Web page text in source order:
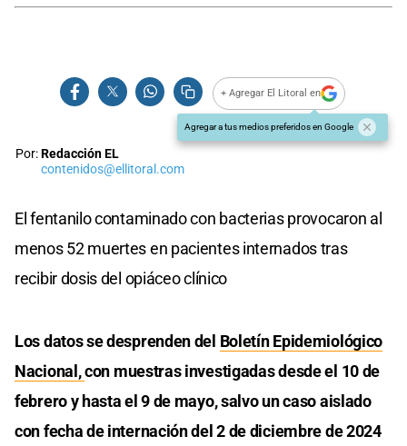
+ Agregar El Litoral en
Agregar a tus medios preferidos en Google
Por:Redacción EL
contenidos@ellitoral.com
El fentanilo contaminado con bacterias provocaron al
menos 52 muertes en pacientes internados tras
recibir dosis del opiáceo clínico
Los datos se desprenden del Boletín Epidemiológico
Nacional,con muestras investigadas desde el 10 de
febrero y hasta el 9 de mayo, salvo un caso aislado
con fecha de internación del 2 de diciembre de 2024